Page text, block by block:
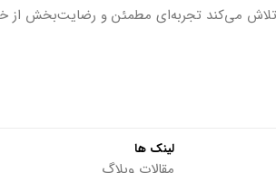
می‌کند تجربه‌ای مطمئن و رضایت‌بخش از
لینک ها